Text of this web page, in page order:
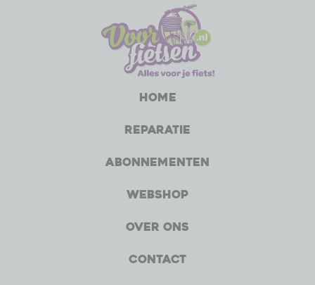
Home
Reparatie
Abonnementen
Webshop
Over ons
Contact